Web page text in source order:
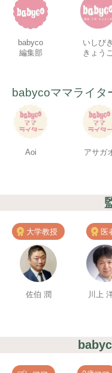
babyco
編集部
いしびき
きょうこ
babycoママライタ
Aoi アサガ
大学教授
佐伯 潤
医
川上